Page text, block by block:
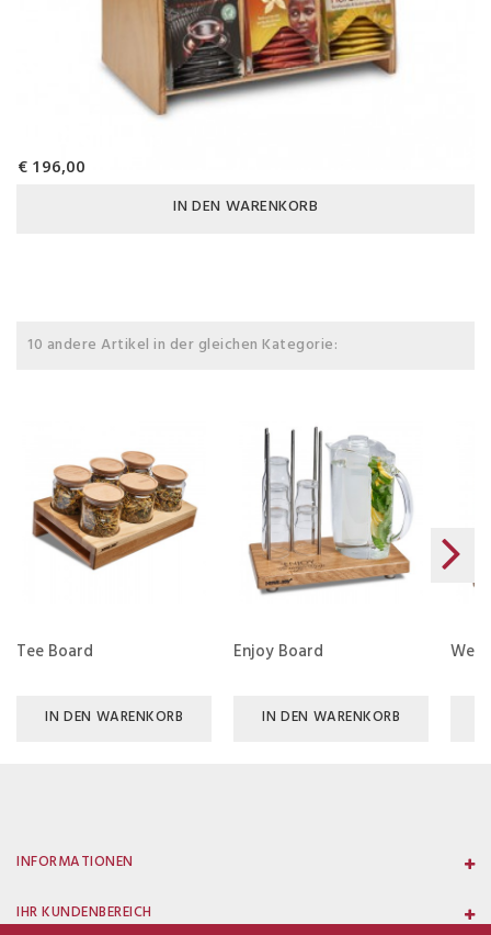
€ 196,00
IN DEN WARENKORB
10 andere Artikel in der gleichen Kategorie:
Tee Board
IN DEN WARENKORB
Enjoy Board
IN DEN WARENKORB
Well
INFORMATIONEN
IHR KUNDENBEREICH